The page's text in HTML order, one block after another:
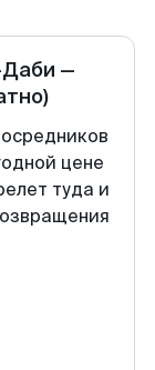
—
цене
туда и